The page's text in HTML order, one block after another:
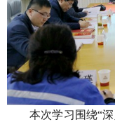
本次学习围绕“